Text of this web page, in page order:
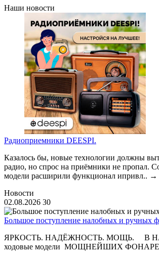
Наши новости
Радиоприемники DEESPI.
Казалось бы, новые технологии должны
радио, но спрос на приёмники не пропал.
модели расширили функционал ипривл.. →
Новости
02.08.2026 30
Большое поступление налобных и ручных
ЯРКОСТЬ. НАДЁЖНОСТЬ. МОЩЬ. В
ходовые модели МОЩНЕЙШИХ